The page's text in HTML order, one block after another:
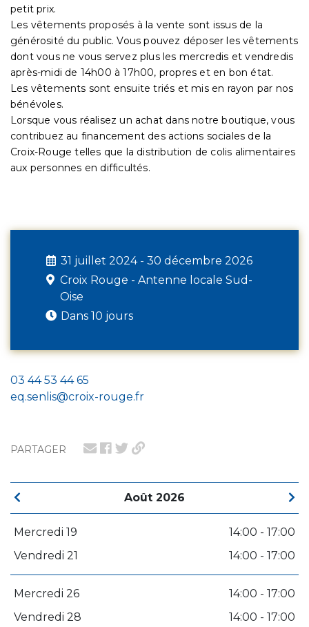
PARTAGER
Août 2026
Mercredi 19
14:00 - 17:00
Vendredi 21
14:00 - 17:00
Mercredi 26
14:00 - 17:00
Vendredi 28
14:00 - 17:00
petit prix.
Les vêtements proposés à la vente sont issus de la
générosité du public. Vous pouvez déposer les vêtements
dont vous ne vous servez plus les mercredis et vendredis
après-midi de 14h00 à 17h00, propres et en bon état.
Les vêtements sont ensuite triés et mis en rayon par nos
bénévoles.
Lorsque vous réalisez un achat dans notre boutique, vous
contribuez au financement des actions sociales de la
Croix-Rouge telles que la distribution de colis alimentaires
aux personnes en difficultés.
31 juillet 2024 - 30 décembre 2026
Croix Rouge - Antenne locale Sud-
Oise
Dans 10 jours
03 44 53 44 65
eq.senlis@croix-rouge.fr